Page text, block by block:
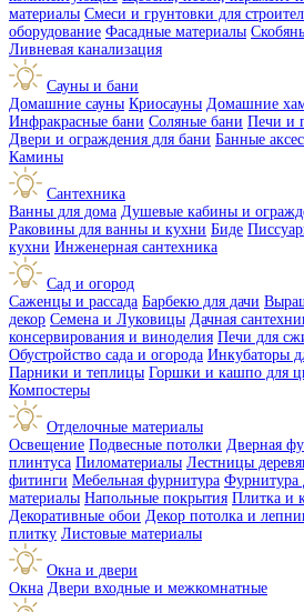
материалы Смеси и грунтовки для
оборудование Фасадные материалы
Ливневая канализация
Сауны и бани
Домашние сауны Криосауны Домашние
Инфракрасные бани Соляные бани Печи и
Двери и ограждения для бани Банные
Камины
Сантехника
Ванны для дома Душевые кабины и
Раковины для ванны и кухни Биде
кухни Инженерная сантехника
Сад и огород
Саженцы и рассада Барбекю для дачи
декор Семена и Луковицы Дачная
консервирования и виноделия Печи для
Обустройство сада и огорода Инкубаторы
Парники и теплицы Горшки и кашпо для
Компостеры
Отделочные материалы
Освещение Подвесные потолки Дверная
плинтуса Пиломатериалы Лестницы
фитинги Мебельная фурнитура Фурнитура
материалы Напольные покрытия Плитка и
Декоративные обои Декор потолка и
плитку Листовые материалы
Окна и двери
Окна Двери входные и межкомнатные